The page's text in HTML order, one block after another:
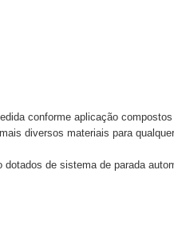
conforme aplicação
diversos materiais para
de sistema de parada